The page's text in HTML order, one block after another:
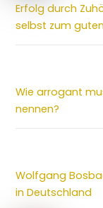
Erfolg durch
selbst zum
Wie arrogant
nennen?
Wolfgang
in Deutschland